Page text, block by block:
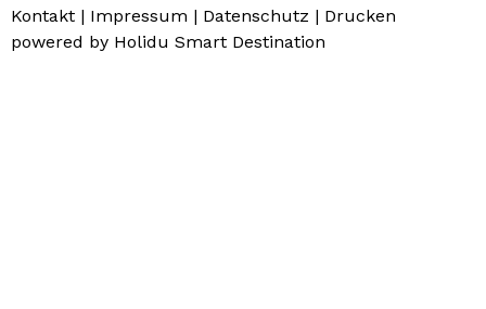
Kontakt | Impressum | Datenschutz | Drucken
powered by Holidu Smart Destination